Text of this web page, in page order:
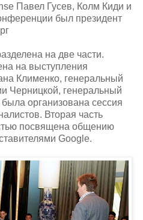
Павел Гусев, Колм Киди и
был президент
на две части.
на выступления
Клименко, генеральный
Черницкой, генеральный
организована сессия
Вторая часть
посвящена общению
Google.